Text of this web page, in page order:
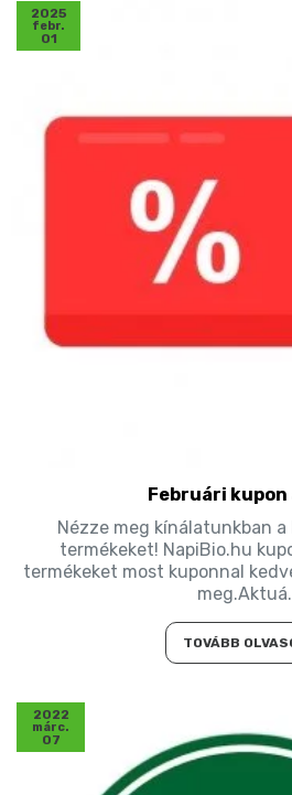
2025
febr.
01
Februári kupon
Nézze meg kínálatunkban a
termékeket! NapiBio.hu
termékeket most kuponnal
TOVÁBB
2022
márc.
07